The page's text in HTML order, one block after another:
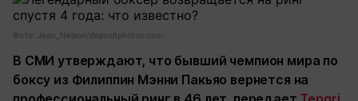
Фото: Jean_Nelson/depositphotos.com
В СМИ утверждают, что бывший чемпион мира по
боксу из Филиппин Мэнни Пакьяо вернется на